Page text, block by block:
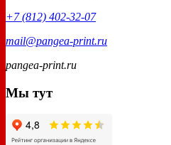
+7 (812) 402-32-07
mail@pangea-print.ru
pangea-print.ru
Мы тут